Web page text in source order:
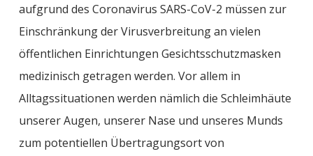
aufgrund des Coronavirus SARS-CoV-2 müssen zur
Einschränkung der Virusverbreitung an vielen
öffentlichen Einrichtungen Gesichtsschutzmasken
medizinisch getragen werden. Vor allem in
Alltagssituationen werden nämlich die Schleimhäute
unserer Augen, unserer Nase und unseres Munds
zum potentiellen Übertragungsort von